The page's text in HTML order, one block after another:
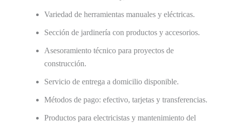
Variedad de herramientas manuales y eléctricas.
Sección de jardinería con productos y accesorios.
Asesoramiento técnico para proyectos de
construcción.
Servicio de entrega a domicilio disponible.
Métodos de pago: efectivo, tarjetas y transferencias.
Productos para electricistas y mantenimiento del